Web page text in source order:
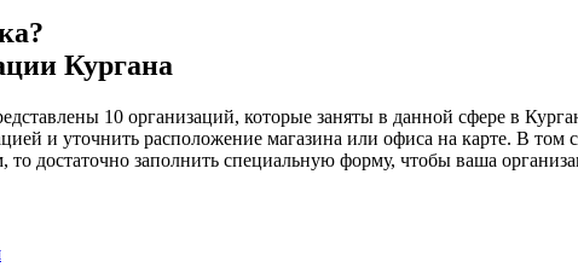
Кургана
10 организаций, которые заняты в данной сфере в
и уточнить расположение магазина или офиса на карте. В
то достаточно заполнить специальную форму, чтобы ваша